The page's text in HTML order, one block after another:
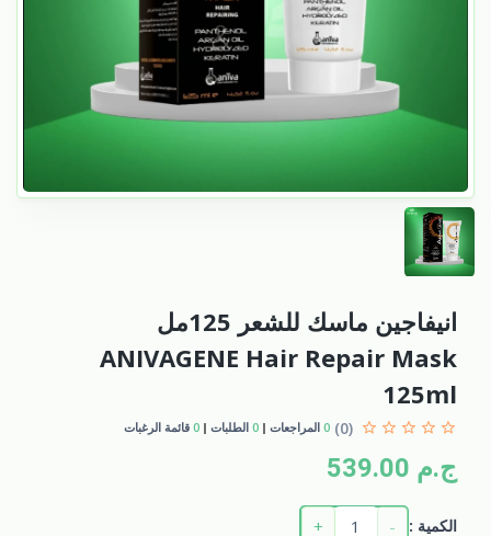
انيفاجين ماسك للشعر 125مل
ANIVAGENE Hair Repair Mask
125ml
(0)
0 المراجعات 0 الطلبات 0 قائمة الرغبات
ج.م 539.00
الكمية : -
+